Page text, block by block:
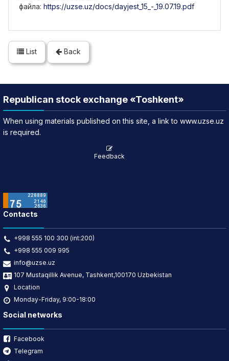
файла: https://uzse.uz/docs/dayjest_15_-_19.07.19.pdf
List Back
Republican stock exchange «Toshkent»
When using materials published on this site, a link to www.uzse.uz
is required.
Feedback
Contacts
+998 555 100 300 (int:200)
+998 555 009 995
info@uzse.uz
107 Mustaqillik Avenue, Tashkent,100170 Uzbekistan
Location
Monday-Friday, 9:00-18:00
Social networks
Facebook
Telegram